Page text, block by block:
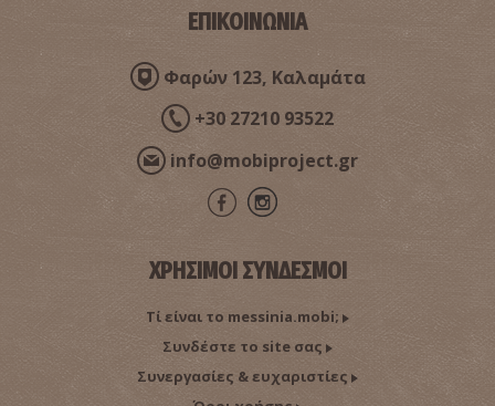
Το μοναστήρι του «Ασκητή» - Η Βαβέλ της
Πελοποννήσου
ΕΠΙΚΟΙΝΩΝΙΑ
Φαρών 123, Καλαμάτα
+30 27210 93522
info@mobiproject.gr
ΧΡΗΣΙΜΟΙ ΣΥΝΔΕΣΜΟΙ
Τί είναι το messinia.mobi;
Συνδέστε το site σας
Συνεργασίες & ευχαριστίες